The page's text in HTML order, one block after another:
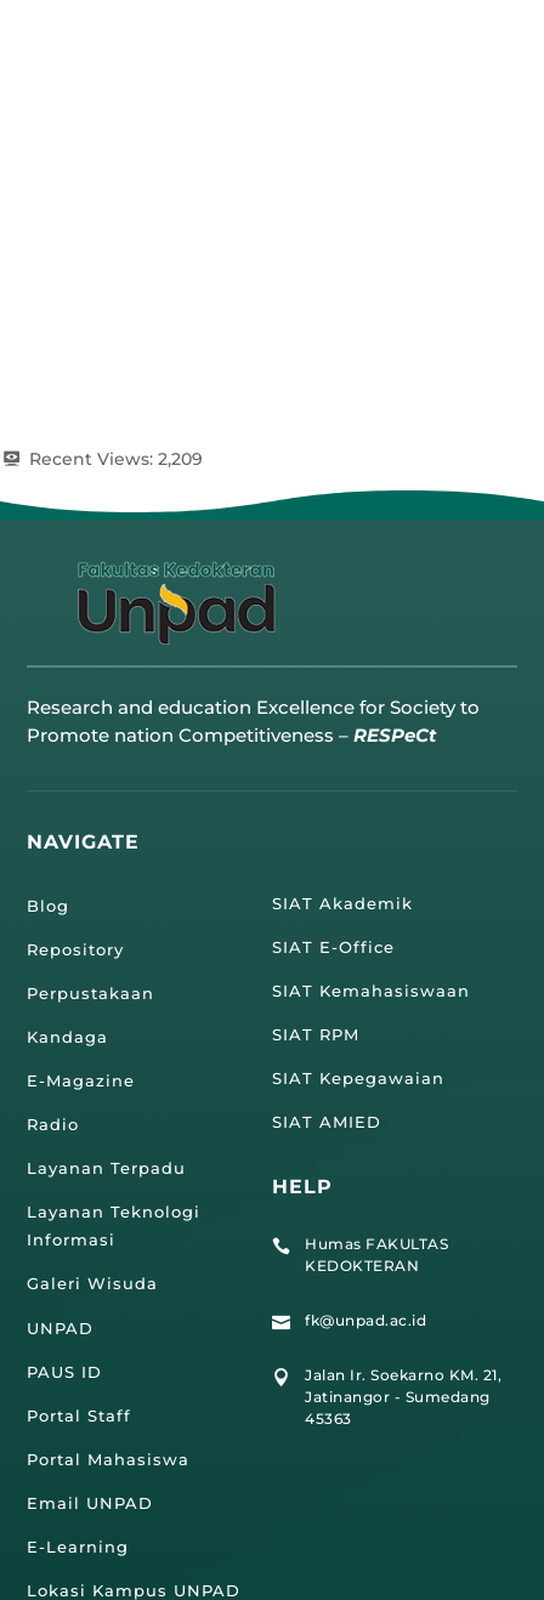
Recent Views: 2,209
Research and education Excellence for Society to
Promote nation Competitiveness –RESPeCt
NAVIGATE
Blog
Repository
Perpustakaan
Kandaga
E-Magazine
Radio
Layanan Terpadu
Layanan Teknologi
Informasi
Galeri Wisuda
UNPAD
PAUS ID
Portal Staff
Portal Mahasiswa
Email UNPAD
E-Learning
Lokasi Kampus UNPAD
SIAT Akademik
SIAT E-Office
SIAT Kemahasiswaan
SIAT RPM
SIAT Kepegawaian
SIAT AMIED
HELP

Humas FAKULTAS
KEDOKTERAN
 fk@unpad.ac.id

Jalan Ir. Soekarno KM. 21,
Jatinangor - Sumedang
45363